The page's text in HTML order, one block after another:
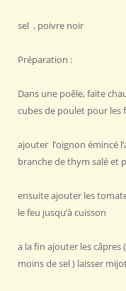
sel , poivre noir
Préparation :
Dans une poêle, faite
cubes de poulet pour les
ajouter l’oignon émincé
branche de thym salé et
ensuite ajouter les
le feu jusqu’à cuisson
a la fin ajouter les
moins de sel ) laisser